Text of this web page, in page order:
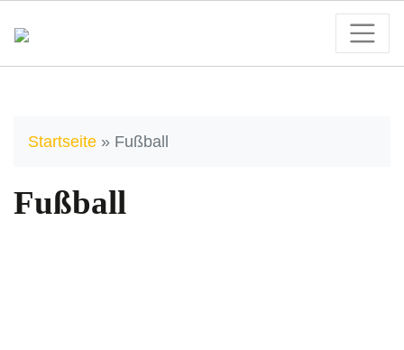
Startseite » Fußball
Fußball